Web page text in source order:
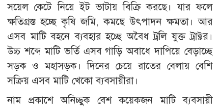
সয়েল কেটে নিয়ে ইট ভাটায় বিক্রি করছে। যার ফলে
ক্ষতিগ্রস্ত হচ্ছে কৃষি জমি, কমছে উৎপাদন ক্ষমতা। আর
এসব মাটি বহনে ব্যবহার হচ্ছে অবৈধ ট্রলি যুক্ত ট্রাক্টর।
উচ্চ শব্দে মাটি ভর্তি এসব গাড়ি অবাধে দাপিয়ে বেড়াচ্ছে
সড়ক ও মহাসড়ক। দিনের চেয়ে রাতের বেলায় বেশি
সক্রিয় এসব মাটি খেকো ব্যবসায়ীরা।
নাম প্রকাশে অনিচ্ছুক বেশ কয়েকজন মাটি ব্যবসায়ী